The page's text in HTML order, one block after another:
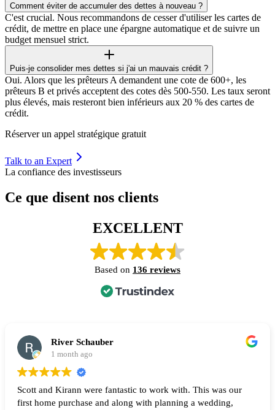
Comment éviter de accumuler des dettes à nouveau ?
C'est crucial. Nous recommandons de cesser d'utiliser les cartes de
crédit, de mettre en place une épargne automatique et de suivre un
budget mensuel strict.
Puis-je consolider mes dettes si j'ai un mauvais crédit ?
Oui. Alors que les prêteurs A demandent une cote de 600+, les
prêteurs B et privés acceptent des cotes dès 500-550. Les taux seront
plus élevés, mais resteront bien inférieurs aux 20 % des cartes de
crédit.
Réserver un appel stratégique gratuit
Talk to an Expert
La confiance des investisseurs
Ce que disent nos clients
EXCELLENT
Based on 136 reviews
River Schauber
1 month ago
Scott and Kirann were fantastic to work with. This was our
first home purchase and along with planning a wedding,